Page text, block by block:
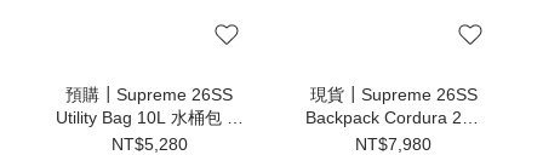
預購┃Supreme 26SS
Utility Bag 10L 水桶包 旅
行包
NT$5,280
現貨┃Supreme 26SS
Backpack Cordura 28L
後背包
NT$7,980